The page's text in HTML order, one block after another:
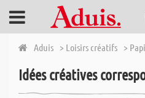
Aduis > Loisirs créatifs >
Idées créatives